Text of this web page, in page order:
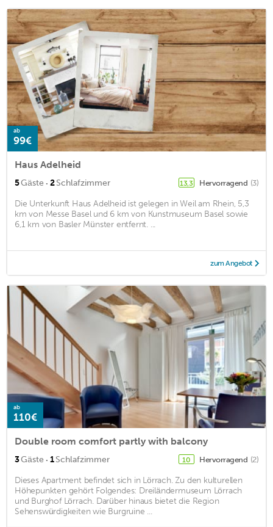
ab
99€
Haus Adelheid
5Gäste · 2Schlafzimmer 13,3 Hervorragend (3)
Die Unterkunft Haus Adelheid ist gelegen in Weil am Rhein, 5,3
km von Messe Basel und 6 km von Kunstmuseum Basel sowie
6,1 km von Basler Münster entfernt. ...
zum Angebot
ab
110€
Double room comfort partly with balcony
3Gäste · 1Schlafzimmer 10 Hervorragend (2)
Dieses Apartment befindet sich in Lörrach. Zu den kulturellen
Höhepunkten gehört Folgendes: Dreiländermuseum Lörrach
und Burghof Lörrach. Darüber hinaus bietet die Region
Sehenswürdigkeiten wie Burgruine ...